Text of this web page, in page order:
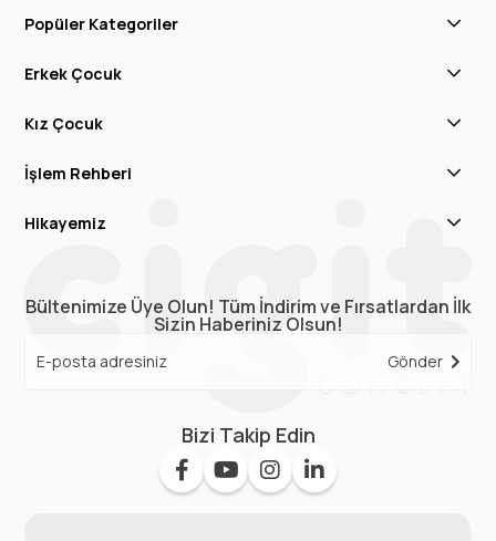
Popüler Kategoriler
Erkek Çocuk
Kız Çocuk
İşlem Rehberi
Hikayemiz
Bültenimize Üye Olun! Tüm İndirim ve Fırsatlardan İlk
Sizin Haberiniz Olsun!
Gönder
Bizi Takip Edin